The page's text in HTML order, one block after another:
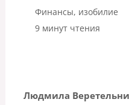
Финансы, изобилие
9 минут чтения
Людмила